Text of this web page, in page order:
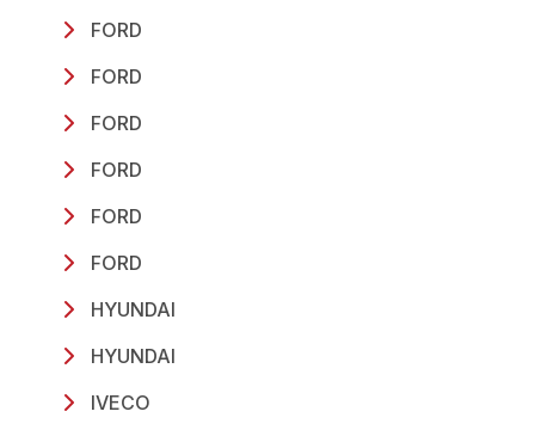
FORD
FORD
FORD
FORD
FORD
FORD
HYUNDAI
HYUNDAI
IVECO